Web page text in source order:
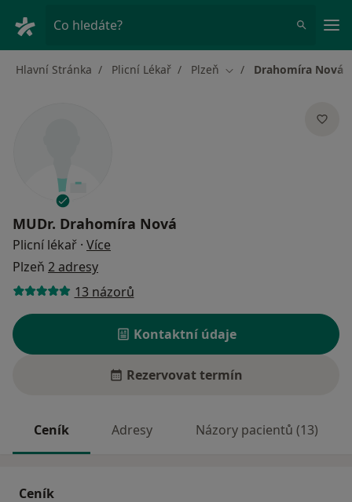
Co hledáte?
Hlavní Stránka Plicní Lékař Plzeň Změna města
Drahomíra Nová
MUDr. Drahomíra Nová
Plicní lékař · Více
Plzeň 2 adresy
13 názorů
Kontaktní údaje
Rezervovat termín
Ceník Adresy Názory pacientů (13)
Ceník